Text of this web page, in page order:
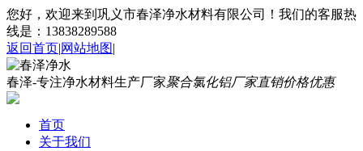
您好，欢迎来到巩义市春泽净水材料有限公司！我们的客服热
线是：13838289588
返回首页|网站地图|
春泽-专注净水材料生产厂家聚合氯化铝厂家直销价格优惠
首页
关于我们